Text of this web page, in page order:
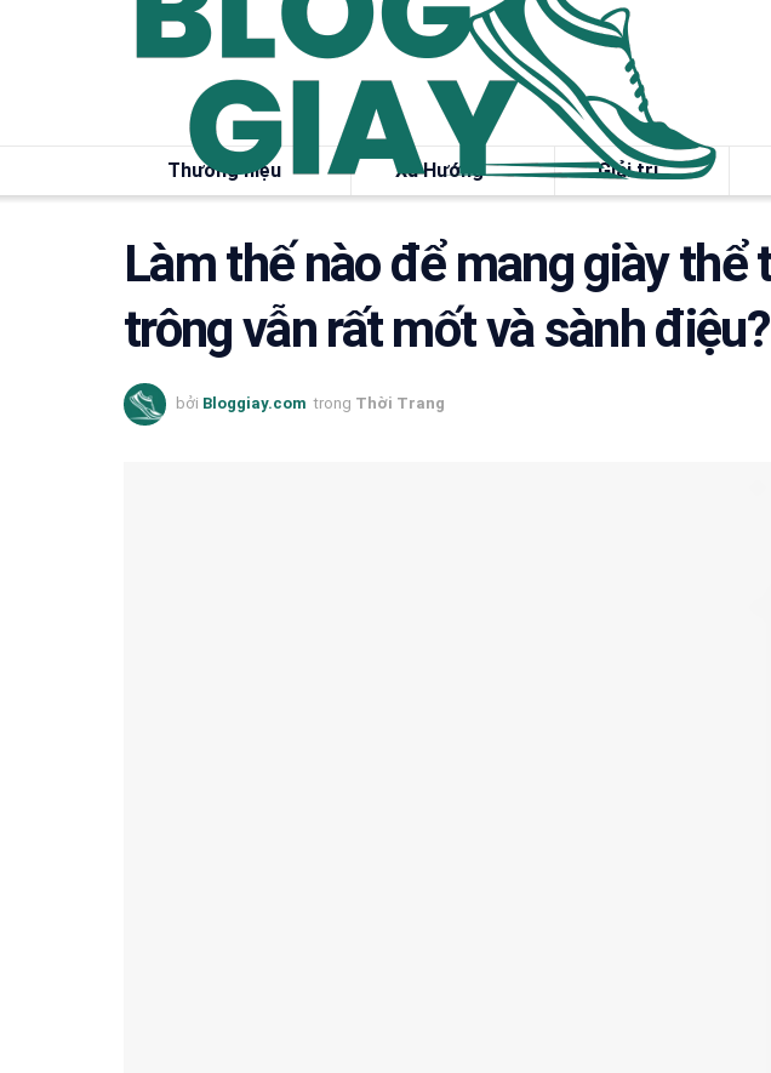
Thương hiệu Xu Hướng Giải trí
Làm thế nào để mang giày thể
trông vẫn rất mốt và sành điệu?
bởi Bloggiay.com trong Thời Trang